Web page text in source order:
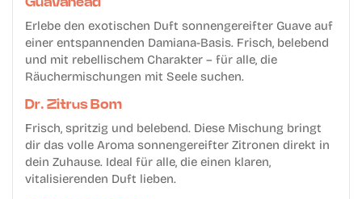
Erlebe den exotischen Duft sonnengereifter Guave auf
einer entspannenden Damiana-Basis. Frisch, belebend
und mit rebellischem Charakter – für alle, die
Räuchermischungen mit Seele suchen.
Dr. Zitrus Bom
Frisch, spritzig und belebend. Diese Mischung bringt
dir das volle Aroma sonnengereifter Zitronen direkt in
dein Zuhause. Ideal für alle, die einen klaren,
vitalisierenden Duft lieben.